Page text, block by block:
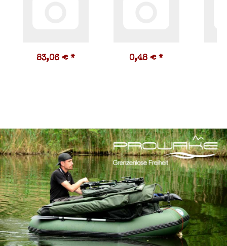
83,06 € * 0,48 € *